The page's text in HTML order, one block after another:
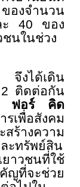
ของจำนวน
ะ 40 ของ
ชนในช่วง
จึงได้เดิน
2 ติดต่อกัน
ส์ ฟอร์ คิด
รเพื่อสังคม
ร้างความ
ะทรัพย์สิน
ยาวชนที่ใช้
ญที่จะช่วย